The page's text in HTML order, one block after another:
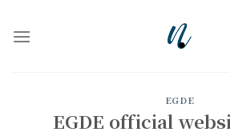
EGDE
EGDE official